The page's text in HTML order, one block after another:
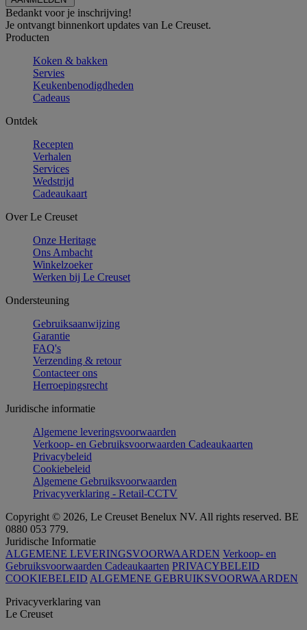
Bedankt voor je inschrijving!
Je ontvangt binnenkort updates van Le Creuset.
Producten
Koken & bakken
Servies
Keukenbenodigdheden
Cadeaus
Ontdek
Recepten
Verhalen
Services
Wedstrijd
Cadeaukaart
Over Le Creuset
Onze Heritage
Ons Ambacht
Winkelzoeker
Werken bij Le Creuset
Ondersteuning
Gebruiksaanwijzing
Garantie
FAQ's
Verzending & retour
Contacteer ons
Herroepingsrecht
Juridische informatie
Algemene leveringsvoorwaarden
Verkoop- en Gebruiksvoorwaarden Cadeaukaarten
Privacybeleid
Cookiebeleid
Algemene Gebruiksvoorwaarden
Privacyverklaring - Retail-CCTV
Copyright © 2026, Le Creuset Benelux NV. All rights reserved. BE
0880 053 779.
Juridische Informatie
ALGEMENE LEVERINGSVOORWAARDEN Verkoop- en
Gebruiksvoorwaarden Cadeaukaarten PRIVACYBELEID
COOKIEBELEID ALGEMENE GEBRUIKSVOORWAARDEN
Privacyverklaring van
Le Creuset